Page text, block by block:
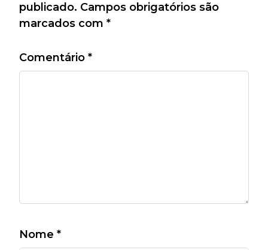
publicado. Campos obrigatórios são
marcados com *
Comentário *
Nome *